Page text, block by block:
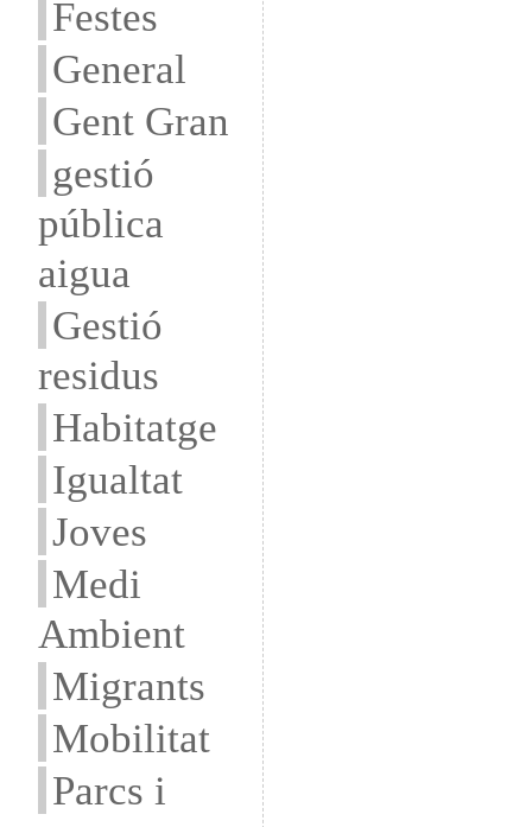
Festes
General
Gent Gran
gestió
pública
aigua
Gestió
residus
Habitatge
Igualtat
Joves
Medi
Ambient
Migrants
Mobilitat
Parcs i